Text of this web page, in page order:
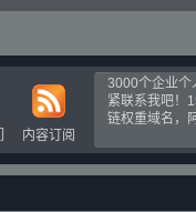
内容订阅
3000个企业个
紧联系我吧！
链权重域名，